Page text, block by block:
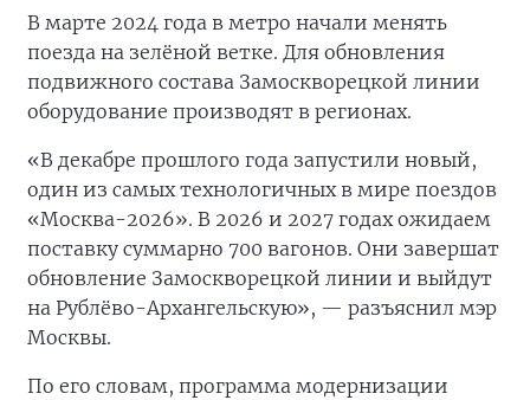
В марте 2024 года в метро начали менять
поезда на зелёной ветке. Для обновления
подвижного состава Замоскворецкой линии
оборудование производят в регионах.
«В декабре прошлого года запустили новый,
один из самых технологичных в мире поездов
«Москва-2026». В 2026 и 2027 годах ожидаем
поставку суммарно 700 вагонов. Они завершат
обновление Замоскворецкой линии и выйдут
на Рублёво-Архангельскую», — разъяснил мэр
Москвы.
По его словам, программа модернизации